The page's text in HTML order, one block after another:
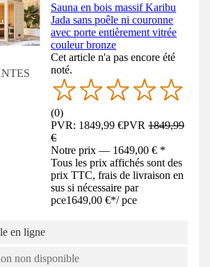
Sauna en bois massif Karibu
Jada sans poêle ni couronne
avec porte entièrement vitrée
couleur bronze
Cet article n'a pas encore été
noté.
(0)
PVR: 1849,99 €PVR1849,99
€
Notre prix — 1649,00 € *
Tous les prix affichés sont des
prix TTC, frais de livraison en
sus si nécessaire par
pce1649,00 €*/ pce
en ligne
non disponible